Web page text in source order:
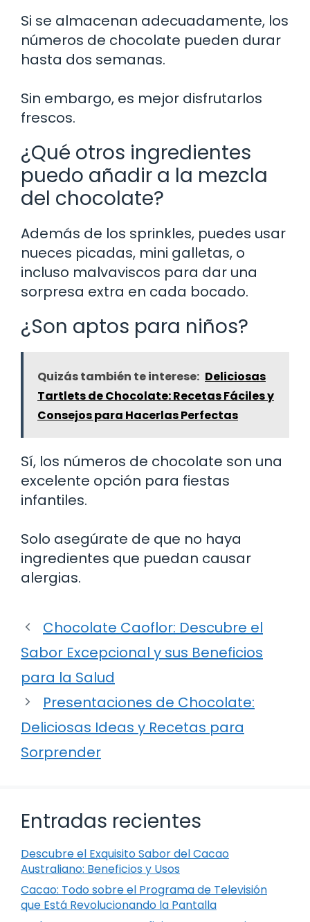
Si se almacenan adecuadamente, los
números de chocolate pueden durar
hasta dos semanas.
Sin embargo, es mejor disfrutarlos
frescos.
¿Qué otros ingredientes
puedo añadir a la mezcla
del chocolate?
Además de los sprinkles, puedes usar
nueces picadas, mini galletas, o
incluso malvaviscos para dar una
sorpresa extra en cada bocado.
¿Son aptos para niños?
Quizás también te interese: Deliciosas
Tartlets de Chocolate: Recetas Fáciles y
Consejos para Hacerlas Perfectas
Sí, los números de chocolate son una
excelente opción para fiestas
infantiles.
Solo asegúrate de que no haya
ingredientes que puedan causar
alergias.
Chocolate Caoflor: Descubre el
Sabor Excepcional y sus Beneficios
para la Salud
Presentaciones de Chocolate:
Deliciosas Ideas y Recetas para
Sorprender
Entradas recientes
Descubre el Exquisito Sabor del Cacao
Australiano: Beneficios y Usos
Cacao: Todo sobre el Programa de Televisión
que Está Revolucionando la Pantalla